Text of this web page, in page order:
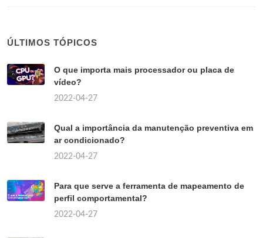
ÚLTIMOS TÓPICOS
O que importa mais processador ou placa de
vídeo?
2022-04-27
Qual a importância da manutenção preventiva em
ar condicionado?
2022-04-27
Para que serve a ferramenta de mapeamento de
perfil comportamental?
2022-04-27